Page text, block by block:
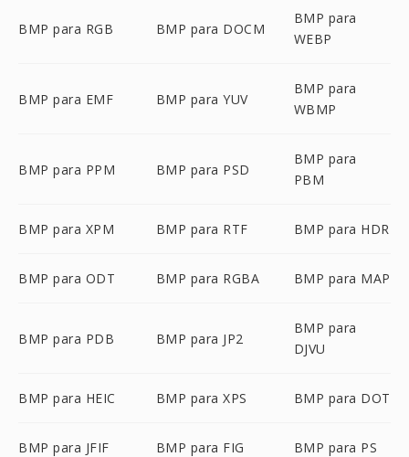
BMP para RGB BMP para DOCM
BMP para
WEBP
BMP para EMF BMP para YUV
BMP para
WBMP
BMP para PPM BMP para PSD
BMP para
PBM
BMP para XPM BMP para RTF BMP para HDR
BMP para ODT BMP para RGBA BMP para MAP
BMP para PDB BMP para JP2
BMP para
DJVU
BMP para HEIC BMP para XPS BMP para DOT
BMP para JFIF BMP para FIG BMP para PS